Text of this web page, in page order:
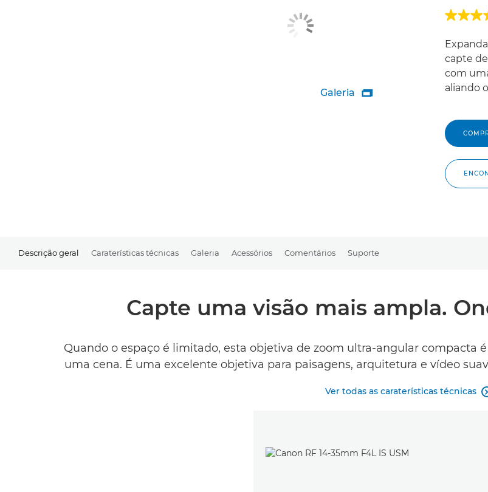
Galeria 
capte
com
aliando
Descrição geral Caraterísticas técnicas Galeria Acessórios Comentários Suporte
Capte uma visão mais ampla.
Quando o espaço é limitado, esta objetiva de zoom ultra-angular compacta
uma cena. É uma excelente objetiva para paisagens, arquitetura e vídeo
Ver todas as caraterísticas técnicas 